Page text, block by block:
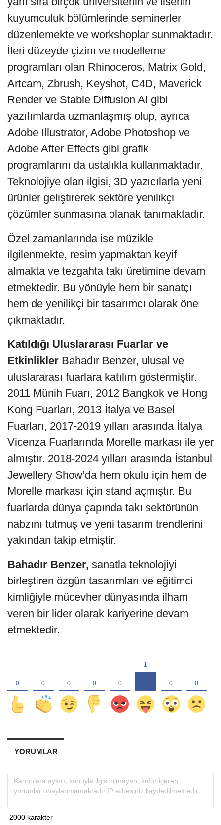
kuyumculuk bölümlerinde seminerler
düzenlemekte ve workshoplar sunmaktadır.
İleri düzeyde çizim ve modelleme
programları olan Rhinoceros, Matrix Gold,
Artcam, Zbrush, Keyshot, C4D, Maverick
Render ve Stable Diffusion AI gibi
yazılımlarda uzmanlaşmış olup, ayrıca
Adobe Illustrator, Adobe Photoshop ve
Adobe After Effects gibi grafik
programlarını da ustalıkla kullanmaktadır.
Teknolojiye olan ilgisi, 3D yazıcılarla yeni
ürünler geliştirerek sektöre yenilikçi
çözümler sunmasına olanak tanımaktadır.
Özel zamanlarında ise müzikle
ilgilenmekte, resim yapmaktan keyif
almakta ve tezgahta takı üretimine devam
etmektedir. Bu yönüyle hem bir sanatçı
hem de yenilikçi bir tasarımcı olarak öne
çıkmaktadır.
Katıldığı Uluslararası Fuarlar ve
Etkinlikler Bahadır Benzer, ulusal ve
uluslararası fuarlara katılım göstermiştir.
2011 Münih Fuarı, 2012 Bangkok ve Hong
Kong Fuarları, 2013 İtalya ve Basel
Fuarları, 2017-2019 yılları arasında İtalya
Vicenza Fuarlarında Morelle markası ile yer
almıştır. 2018-2024 yılları arasında İstanbul
Jewellery Show’da hem okulu için hem de
Morelle markası için stand açmıştır. Bu
fuarlarda dünya çapında takı sektörünün
nabzını tutmuş ve yeni tasarım trendlerini
yakından takip etmiştir.
Bahadır Benzer, sanatla teknolojiyi
birleştiren özgün tasarımları ve eğitimci
kimliğiyle mücevher dünyasında ilham
veren bir lider olarak kariyerine devam
etmektedir.
YORUMLAR